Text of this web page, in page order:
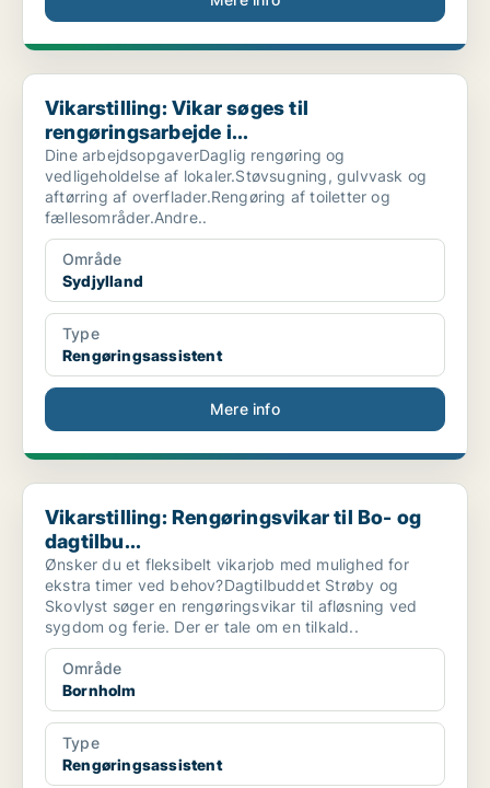
Vikarstilling: Vikar søges til rengøringsarbejde i...
Vikarstilling: Vikar søges til
rengøringsarbejde i...
Dine arbejdsopgaverDaglig rengøring og
vedligeholdelse af lokaler.Støvsugning, gulvvask og
aftørring af overflader.Rengøring af toiletter og
fællesområder.Andre..
Område
Sydjylland
Type
Rengøringsassistent
Mere info
Vikarstilling: Rengøringsvikar til Bo- og dagtilbu...
Vikarstilling: Rengøringsvikar til Bo- og
dagtilbu...
Ønsker du et fleksibelt vikarjob med mulighed for
ekstra timer ved behov?Dagtilbuddet Strøby og
Skovlyst søger en rengøringsvikar til afløsning ved
sygdom og ferie. Der er tale om en tilkald..
Område
Bornholm
Type
Rengøringsassistent